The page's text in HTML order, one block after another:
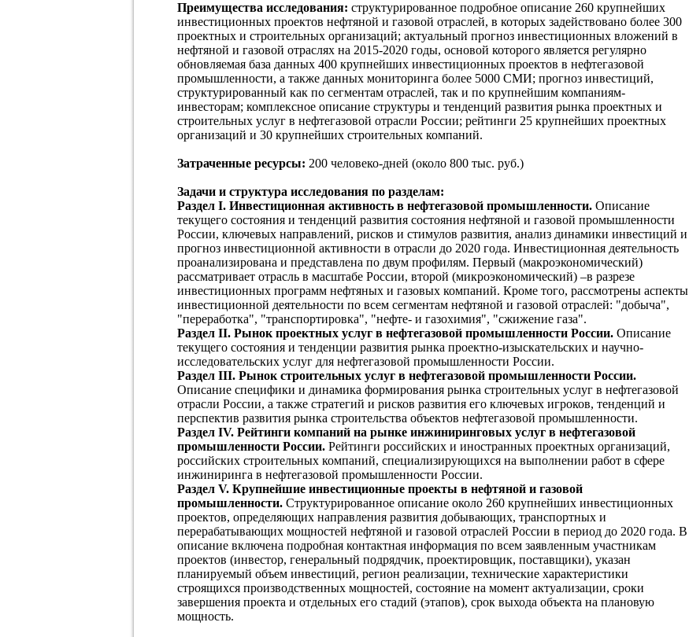
Преимущества исследования: структурированное подробное описание 260 крупнейших
инвестиционных проектов нефтяной и газовой отраслей, в которых задействовано более 300
проектных и строительных организаций; актуальный прогноз инвестиционных вложений в
нефтяной и газовой отраслях на 2015-2020 годы, основой которого является регулярно
обновляемая база данных 400 крупнейших инвестиционных проектов в нефтегазовой
промышленности, а также данных мониторинга более 5000 СМИ; прогноз инвестиций,
структурированный как по сегментам отраслей, так и по крупнейшим компаниям-
инвесторам; комплексное описание структуры и тенденций развития рынка проектных и
строительных услуг в нефтегазовой отрасли России; рейтинги 25 крупнейших проектных
организаций и 30 крупнейших строительных компаний.
Затраченные ресурсы: 200 человеко-дней (около 800 тыс. руб.)
Задачи и структура исследования по разделам:
Раздел I. Инвестиционная активность в нефтегазовой промышленности. Описание
текущего состояния и тенденций развития состояния нефтяной и газовой промышленности
России, ключевых направлений, рисков и стимулов развития, анализ динамики инвестиций и
прогноз инвестиционной активности в отрасли до 2020 года. Инвестиционная деятельность
проанализирована и представлена по двум профилям. Первый (макроэкономический)
рассматривает отрасль в масштабе России, второй (микроэкономический) –в разрезе
инвестиционных программ нефтяных и газовых компаний. Кроме того, рассмотрены аспекты
инвестиционной деятельности по всем сегментам нефтяной и газовой отраслей: "добыча",
"переработка", "транспортировка", "нефте- и газохимия", "сжижение газа".
Раздел II. Рынок проектных услуг в нефтегазовой промышленности России. Описание
текущего состояния и тенденции развития рынка проектно-изыскательских и научно-
исследовательских услуг для нефтегазовой промышленности России.
Раздел III. Рынок строительных услуг в нефтегазовой промышленности России.
Описание специфики и динамика формирования рынка строительных услуг в нефтегазовой
отрасли России, а также стратегий и рисков развития его ключевых игроков, тенденций и
перспектив развития рынка строительства объектов нефтегазовой промышленности.
Раздел IV. Рейтинги компаний на рынке инжиниринговых услуг в нефтегазовой
промышленности России. Рейтинги российских и иностранных проектных организаций,
российских строительных компаний, специализирующихся на выполнении работ в сфере
инжиниринга в нефтегазовой промышленности России.
Раздел V. Крупнейшие инвестиционные проекты в нефтяной и газовой
промышленности. Структурированное описание около 260 крупнейших инвестиционных
проектов, определяющих направления развития добывающих, транспортных и
перерабатывающих мощностей нефтяной и газовой отраслей России в период до 2020 года. В
описание включена подробная контактная информация по всем заявленным участникам
проектов (инвестор, генеральный подрядчик, проектировщик, поставщики), указан
планируемый объем инвестиций, регион реализации, технические характеристики
строящихся производственных мощностей, состояние на момент актуализации, сроки
завершения проекта и отдельных его стадий (этапов), срок выхода объекта на плановую
мощность.